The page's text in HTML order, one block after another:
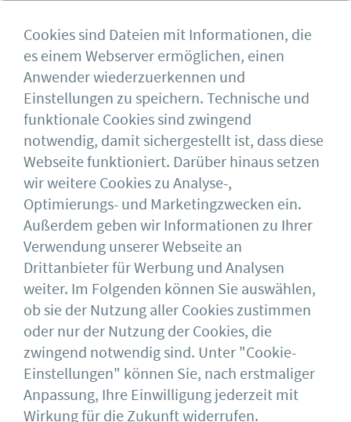
ZURÜCK
Deutscher Ausschuss für
Stahlbau DASt e.V.
Sohnstr. 65
40237 Düsseldorf
Impressum
AGB
Datenschutz
bauforumstahl
DSTV
Feuerverzinken
Cookies sind Dateien mit Informationen, die
es einem Webserver ermöglichen, einen
Anwender wiederzuerkennen und
Einstellungen zu speichern. Technische und
funktionale Cookies sind zwingend
notwendig, damit sichergestellt ist, dass diese
Webseite funktioniert. Darüber hinaus setzen
wir weitere Cookies zu Analyse-,
Optimierungs- und Marketingzwecken ein.
Außerdem geben wir Informationen zu Ihrer
Verwendung unserer Webseite an
Drittanbieter für Werbung und Analysen
weiter. Im Folgenden können Sie auswählen,
ob sie der Nutzung aller Cookies zustimmen
oder nur der Nutzung der Cookies, die
zwingend notwendig sind. Unter "Cookie-
Einstellungen" können Sie, nach erstmaliger
Anpassung, Ihre Einwilligung jederzeit mit
Wirkung für die Zukunft widerrufen.